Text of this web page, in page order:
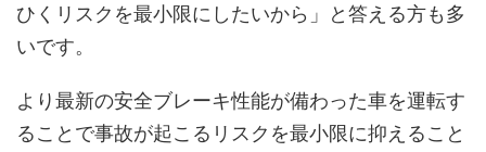
ひくリスクを最小限にしたいから」と答える方も多
いです。
より最新の安全ブレーキ性能が備わった車を運転す
ることで事故が起こるリスクを最小限に抑えること